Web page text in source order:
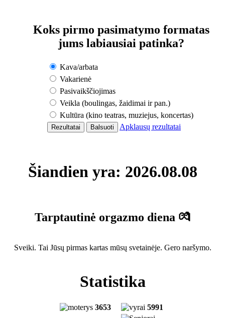
Koks pirmo pasimatymo formatas
jums labiausiai patinka?
Kava/arbata
Vakarienė
Pasivaikščiojimas
Veikla (boulingas, žaidimai ir pan.)
Kultūra (kino teatras, muziejus, koncertas)
Apklausų rezultatai
Šiandien yra: 2026.08.08
Tarptautinė orgazmo diena 💏
Sveiki. Tai Jūsų pirmas kartas mūsų svetainėje. Gero naršymo.
Statistika
3653
5991